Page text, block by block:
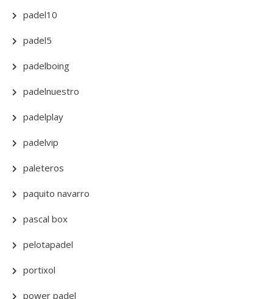
padel10
padel5
padelboing
padelnuestro
padelplay
padelvip
paleteros
paquito navarro
pascal box
pelotapadel
portixol
power padel